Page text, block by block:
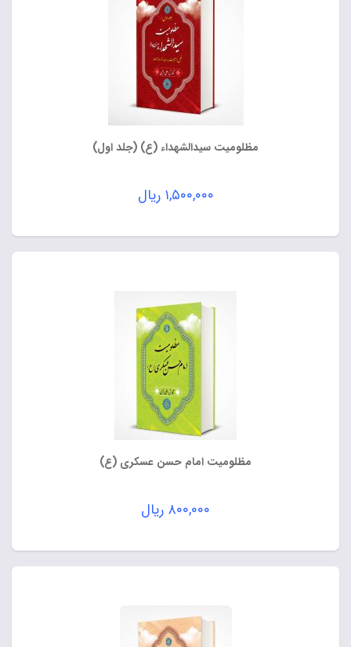
مظلومیت سیدالشهداء (ع) (جلد اول)
۱,۵۰۰,۰۰۰ ریال
مظلومیت امام حسن عسکری (ع)
۸۰۰,۰۰۰ ریال